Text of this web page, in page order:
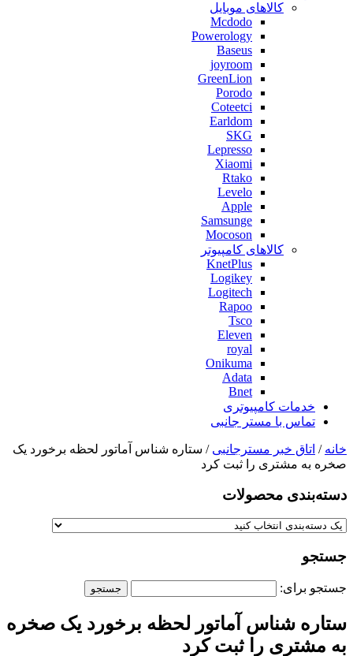
کالاهای موبایل
Mcdodo
Powerology
Baseus
joyroom
GreenLion
Porodo
Coteetci
Earldom
SKG
Lepresso
Xiaomi
Rtako
Levelo
Apple
Samsunge
Mocoson
کالاهای کامپیوتر
KnetPlus
Logikey
Logitech
Rapoo
Tsco
Eleven
royal
Onikuma
Adata
Bnet
خدمات کامپیوتری
تماس با مستر جانبی
خانه / اتاق خبر مسترجانبی / ستاره شناس آماتور لحظه برخورد یک
صخره به مشتری را ثبت کرد
دسته‌بندی‌ محصولات
جستجو
جستجو برای:
ستاره شناس آماتور لحظه برخورد یک صخره
به مشتری را ثبت کرد